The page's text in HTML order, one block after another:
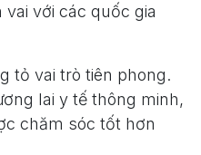
với các quốc gia
tỏ vai trò tiên phong.
lai y tế thông minh,
chăm sóc tốt hơn